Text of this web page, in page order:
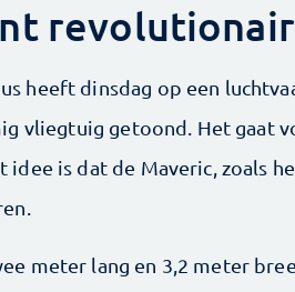
heeft dinsdag op een
vliegtuig getoond. Het gaat
idee is dat de Maveric, zoals
meter lang en 3,2 meter